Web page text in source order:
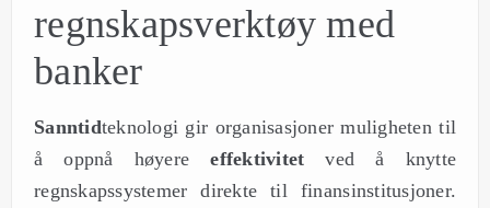
regnskapsverktøy med
banker
Sanntidteknologi gir organisasjoner muligheten til
å oppnå høyereeffektivitet ved å knytte
regnskapssystemer direkte til finansinstitusjoner.